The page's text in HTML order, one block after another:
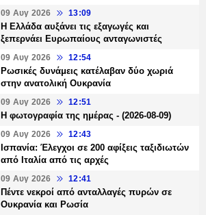
09 Αυγ 2026 13:09
Η Ελλάδα αυξάνει τις εξαγωγές και
ξεπερνάει Ευρωπαίους ανταγωνιστές
09 Αυγ 2026 12:54
Ρωσικές δυνάμεις κατέλαβαν δύο χωριά
στην ανατολική Ουκρανία
09 Αυγ 2026 12:51
Η φωτογραφία της ημέρας - (2026-08-09)
09 Αυγ 2026 12:43
Ισπανία: Έλεγχοι σε 200 αφίξεις ταξιδιωτών
από Ιταλία από τις αρχές
09 Αυγ 2026 12:41
Πέντε νεκροί από ανταλλαγές πυρών σε
Ουκρανία και Ρωσία